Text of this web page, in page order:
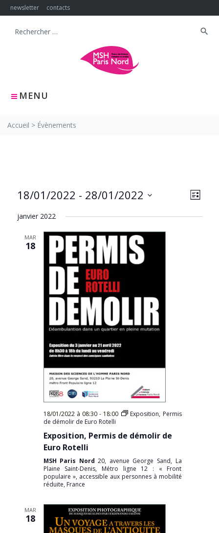
Skip
to
newsletter contacts
MENU
Search
search
Accueil > Évènements
PAR
de
vues
LISTE
18/01/2022 - 28/01/2022
une
janvier 2022
MAR
18
18/01/2022 à 08:30- 18:00
Exposition, Permis
de démolir de Euro Rotelli
Exposition, Permis de démolir de
Euro Rotelli
MSH Paris Nord20, avenue George Sand, La
Plaine Saint-Denis, Métro ligne 12 : « Front
populaire », accessible aux personnes à mobilité
réduite, France
MAR
18